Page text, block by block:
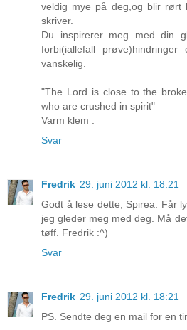
veldig mye på deg,og blir rørt
skriver.
Du inspirerer meg med din
forbi(iallefall
vanskelig.
"The Lord is close to the
who are crushed in spirit"
Varm klem .
Svar
Fredrik 29. juni 2012 kl. 18:21
Godt å lese dette, Spirea. Får
jeg gleder meg med deg. Må
tøff. Fredrik :^)
Svar
Fredrik 29. juni 2012 kl. 18:21
PS. Sendte deg en mail for en